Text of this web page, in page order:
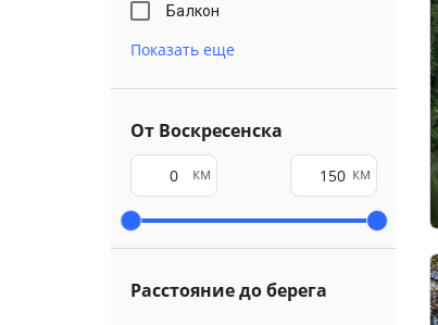
Балкон
Показать еще
От Воскресенска
км км
Расстояние до берега